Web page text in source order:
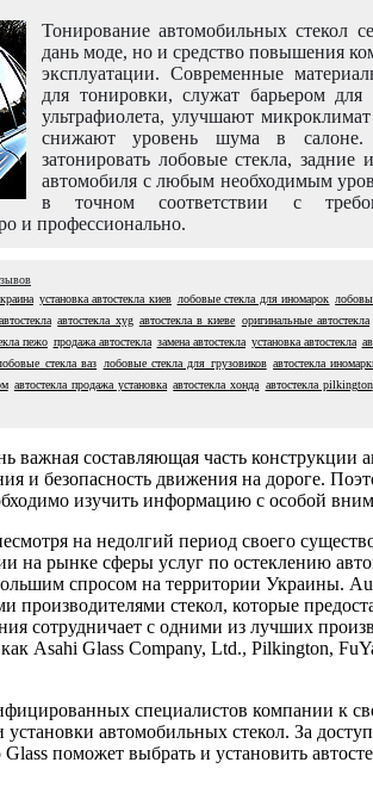
Тонирование автомобильных стекол
дань моде, но и средство повышения
эксплуатации. Современные
для тонировки, служат барьером для
ультрафиолета, улучшают
снижают уровень шума в
затонировать лобовые стекла, задние
автомобиля с любым необходимым
в точном соответствии с
и профессионально.
установка автостекла киев лобовые стекла для иномарок
автостекла xyg автостекла в киеве оригинальные автостекла
пежо продажа автостекла замена автостекла установка автостекла
стекла ваз лобовые стекла для грузовиков автостекла
автостекла продажа установка автостекла хонда автостекла pilkington
важная составляющая часть конструкции
и безопасность движения на дороге.
изучить информацию с особой
на недолгий период своего
на рынке сферы услуг по остеклению
спросом на территории Украины.
стекол, которые
сотрудничает с одними из лучших
Asahi Glass Company, Ltd., Pilkington,
специалистов компании к
автомобильных стекол. За
поможет выбрать и установить